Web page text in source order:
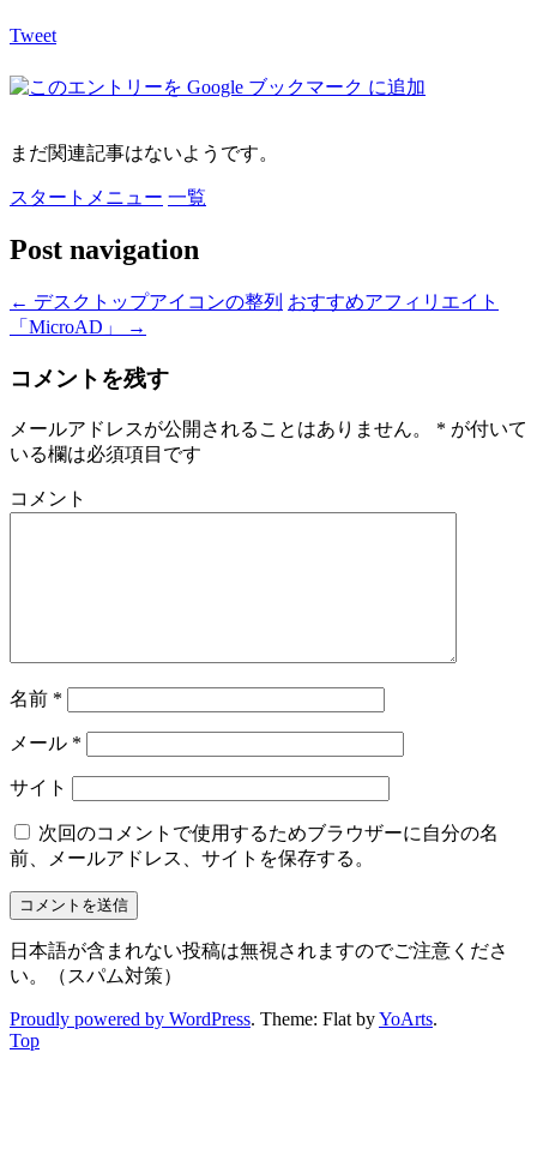
Tweet
まだ関連記事はないようです。
スタートメニュー 一覧
Post navigation
← デスクトップアイコンの整列 おすすめアフィリエイト
「MicroAD」
→
コメントを残す
メールアドレスが公開されることはありません。 * が付いて
いる欄は必須項目です
コメント
名前 *
メール *
サイト
次回のコメントで使用するためブラウザーに自分の名
前、メールアドレス、サイトを保存する。
日本語が含まれない投稿は無視されますのでご注意くださ
い。（スパム対策）
Proudly powered by WordPress. Theme: Flat byYoArts.
Top